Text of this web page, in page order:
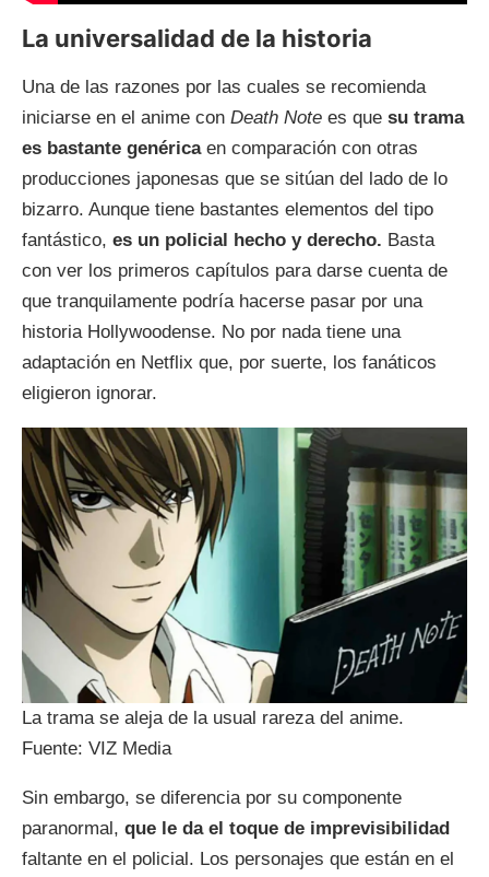
La universalidad de la historia
Una de las razones por las cuales se recomienda
iniciarse en el anime con Death Note es que su trama
es bastante genéricaen comparación con otras
producciones japonesas que se sitúan del lado de lo
bizarro. Aunque tiene bastantes elementos del tipo
fantástico, es un policial hecho y derecho. Basta
con ver los primeros capítulos para darse cuenta de
que tranquilamente podría hacerse pasar por una
historia Hollywoodense. No por nada tiene una
adaptación en Netflix que, por suerte, los fanáticos
eligieron ignorar.
La trama se aleja de la usual rareza del anime.
Fuente: VIZ Media
Sin embargo, se diferencia por su componente
paranormal, que le da el toque de imprevisibilidad
faltante en el policial. Los personajes que están en el